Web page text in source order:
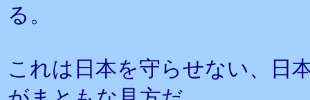
る。
これは日本を守らせない、日